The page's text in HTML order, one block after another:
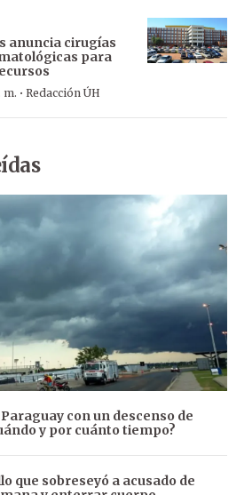
anuncia cirugías
para
m. · Redacción ÚH
con un descenso de
y por cuánto tiempo?
que sobreseyó a acusado de